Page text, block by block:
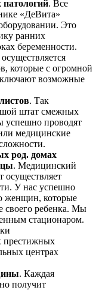
. Все
«ДеВита»
Это
ранних
беременности.
которые с огромной
возможные
. Так
штат смежных
успешно проводят
медицинские
род. домах
. Медицинский
осуществляет
У нас успешно
женщин, которые
своего ребенка. Мы
стационаром.
престижных
центрах
. Каждая
получит